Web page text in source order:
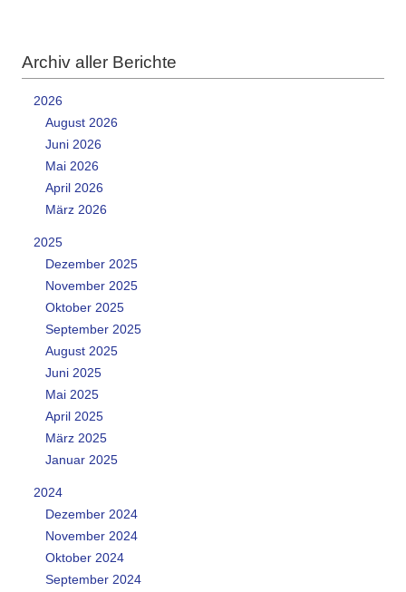
Archiv aller Berichte
2026
August 2026
Juni 2026
Mai 2026
April 2026
März 2026
2025
Dezember 2025
November 2025
Oktober 2025
September 2025
August 2025
Juni 2025
Mai 2025
April 2025
März 2025
Januar 2025
2024
Dezember 2024
November 2024
Oktober 2024
September 2024